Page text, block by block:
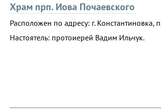
Храм прп. Иова Почаевского
Расположен по адресу: г. Константиновка,
Настоятель: протоиерей Вадим Ильчук.